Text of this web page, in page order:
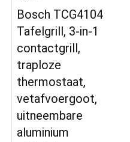
Bosch TCG4104
Tafelgrill, 3-in-1
contactgrill,
traploze
thermostaat,
vetafvoergoot,
uitneembare
aluminium